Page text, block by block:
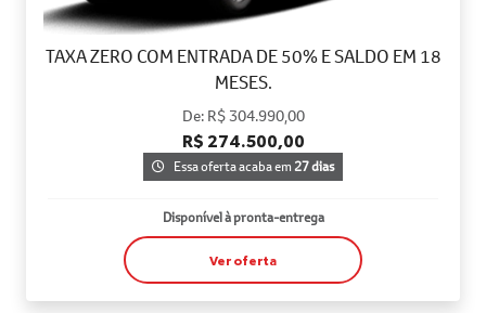
TAXA ZERO COM ENTRADA DE 50% E SALDO EM 18
MESES.
De: R$ 304.990,00
R$ 274.500,00
Essa oferta acaba em27 dias
Disponível à pronta-entrega
Ver oferta